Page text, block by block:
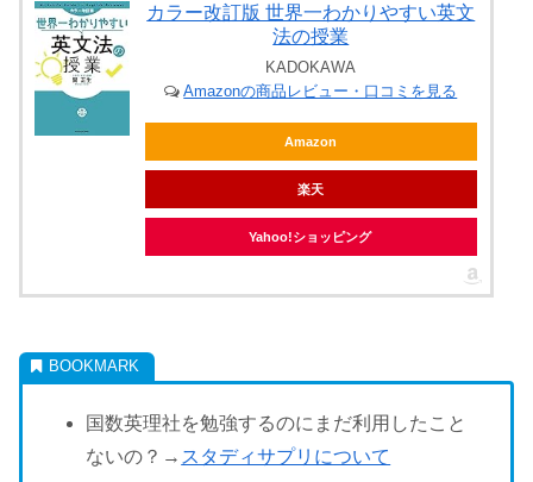
カラー改訂版 世界一わかりやすい英文
法の授業
KADOKAWA
Amazonの商品レビュー・口コミを見る
Amazon
楽天
Yahoo!ショッピング
国数英理社を勉強するのにまだ利用したこと
ないの？→ スタディサプリについて